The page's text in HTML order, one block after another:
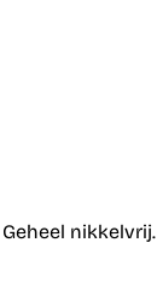
nikkelvrij.